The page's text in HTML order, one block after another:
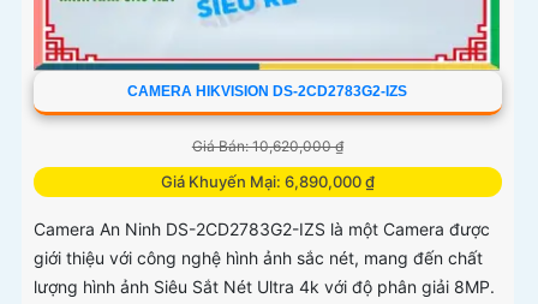
CAMERA HIKVISION DS-2CD2783G2-IZS
Giá Bán: 10,620,000 ₫
Giá Khuyến Mại: 6,890,000 ₫
Camera An Ninh DS-2CD2783G2-IZS là một Camera được
giới thiệu với công nghệ hình ảnh sắc nét, mang đến chất
lượng hình ảnh Siêu Sắt Nét Ultra 4k với độ phân giải 8MP.